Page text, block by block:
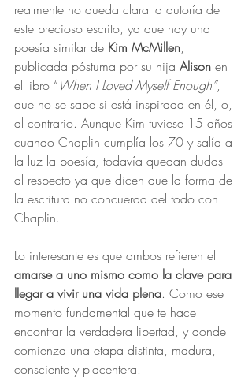
realmente no queda clara la autoría de
este precioso escrito, ya que hay una
poesía similar de Kim McMillen,
publicada póstuma por su hija Alison en
el libro “When I Loved Myself Enough”,
que no se sabe si está inspirada en él, o,
al contrario. Aunque Kim tuviese 15 años
cuando Chaplin cumplía los 70 y salía a
la luz la poesía, todavía quedan dudas
al respecto ya que dicen que la forma de
la escritura no concuerda del todo con
Chaplin.
Lo interesante es que ambos refieren el
amarse a uno mismo como la clave para
llegar a vivir una vida plena. Como ese
momento fundamental que te hace
encontrar la verdadera libertad, y donde
comienza una etapa distinta, madura,
consciente y placentera.